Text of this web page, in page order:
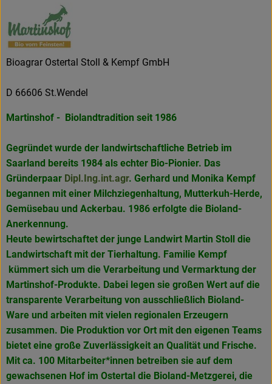
Bioagrar Ostertal Stoll & Kempf GmbH
D 66606 St.Wendel
Martinshof - Biolandtradition seit 1986
Gegründet wurde der landwirtschaftliche Betrieb im
Saarland bereits 1984 als echter Bio-Pionier. Das
Gründerpaar Dipl.Ing.int.agr. Gerhard und Monika Kempf
begannen mit einer Milchziegenhaltung, Mutterkuh-Herde,
Gemüsebau und Ackerbau. 1986 erfolgte die Bioland-
Anerkennung.
Heute bewirtschaftet der junge Landwirt Martin Stoll die
Landwirtschaft mit der Tierhaltung. Familie Kempf
kümmert sich um die Verarbeitung und Vermarktung der
Martinshof-Produkte. Dabei legen sie großen Wert auf die
transparente Verarbeitung von ausschließlich Bioland-
Ware und arbeiten mit vielen regionalen Erzeugern
zusammen. Die Produktion vor Ort mit den eigenen Teams
bietet eine große Zuverlässigkeit an Qualität und Frische.
Mit ca. 100 Mitarbeiter*innen betreiben sie auf dem
gewachsenen Hof im Ostertal die Bioland-Metzgerei, die